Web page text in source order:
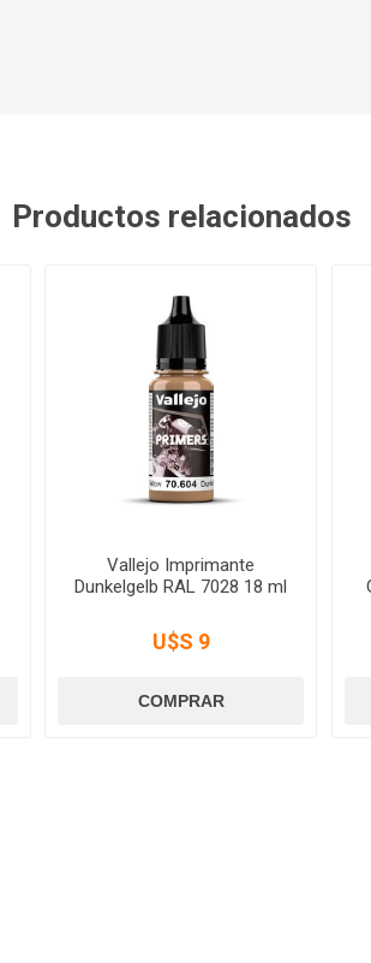
Productos relacionados
Vallejo Imprimante
Dunkelgelb RAL 7028 18 ml
U$S 9